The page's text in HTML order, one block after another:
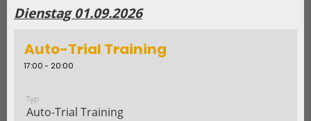
Dienstag 01.09.2026
Auto-Trial Training
17:00 - 20:00
Typ
Auto-Trial Training